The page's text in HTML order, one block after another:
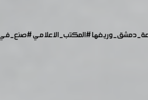
#المكتب_الاعلامي